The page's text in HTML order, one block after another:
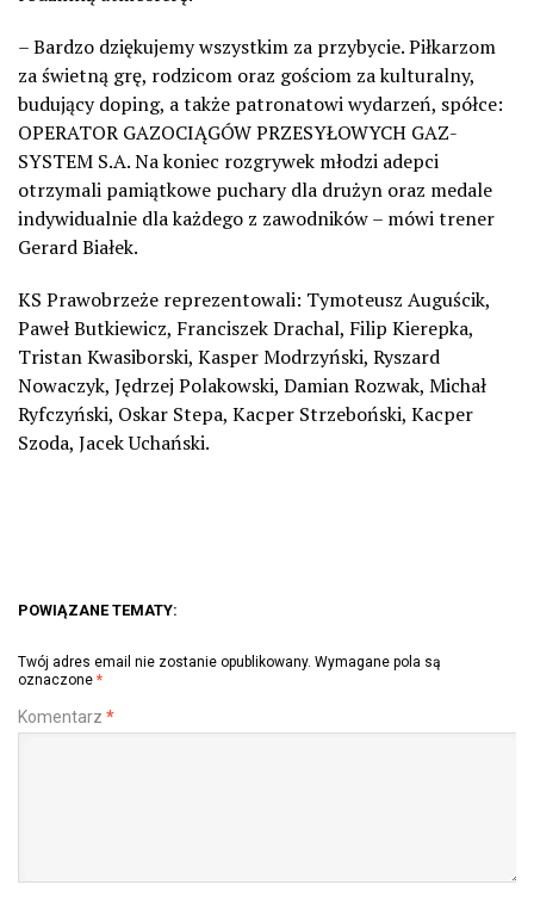
– Bardzo dziękujemy wszystkim za przybycie. Piłkarzom
za świetną grę, rodzicom oraz gościom za kulturalny,
budujący doping, a także patronatowi wydarzeń, spółce:
OPERATOR GAZOCIĄGÓW PRZESYŁOWYCH GAZ-
SYSTEM S.A. Na koniec rozgrywek młodzi adepci
otrzymali pamiątkowe puchary dla drużyn oraz medale
indywidualnie dla każdego z zawodników – mówi trener
Gerard Białek.
KS Prawobrzeże reprezentowali: Tymoteusz Auguścik,
Paweł Butkiewicz, Franciszek Drachal, Filip Kierepka,
Tristan Kwasiborski, Kasper Modrzyński, Ryszard
Nowaczyk, Jędrzej Polakowski, Damian Rozwak, Michał
Ryfczyński, Oskar Stepa, Kacper Strzeboński, Kacper
Szoda, Jacek Uchański.
POWIĄZANE TEMATY:
Twój adres email nie zostanie opublikowany. Wymagane pola są
oznaczone *
Komentarz *